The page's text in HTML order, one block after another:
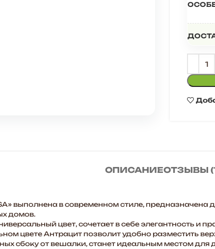
ОПИСАНИЕОТЗЫВЫ
выполнена в современном стиле, предназначена
домов.
цвет, сочетает в себе элегантность и
цвете Антрацит позволит удобно разместить
сбоку от вешалки, станет идеальным местом для